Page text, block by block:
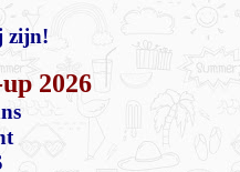
zijn!
2026